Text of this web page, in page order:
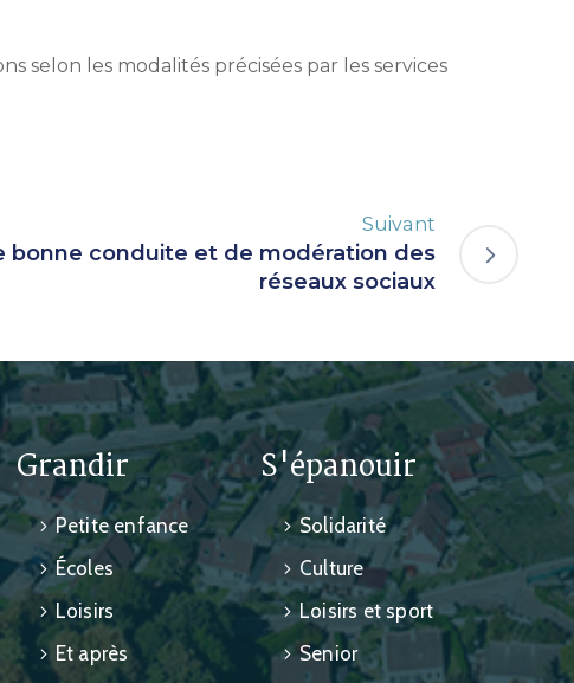
selon les modalités précisées par les services
Suivant
bonne conduite et de modération des
réseaux sociaux
Grandir
Petite enfance
Écoles
Loisirs
Et après
S'épanouir
Solidarité
Culture
Loisirs et sport
Senior